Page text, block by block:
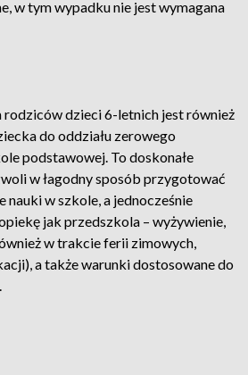
w tym wypadku nie jest wymagana
rodziców dzieci 6-letnich jest również
do oddziału zerowego
podstawowej. To doskonałe
w łagodny sposób przygotować
nauki w szkole, a jednocześnie
jak przedszkola – wyżywienie,
w trakcie ferii zimowych,
a także warunki dostosowane do